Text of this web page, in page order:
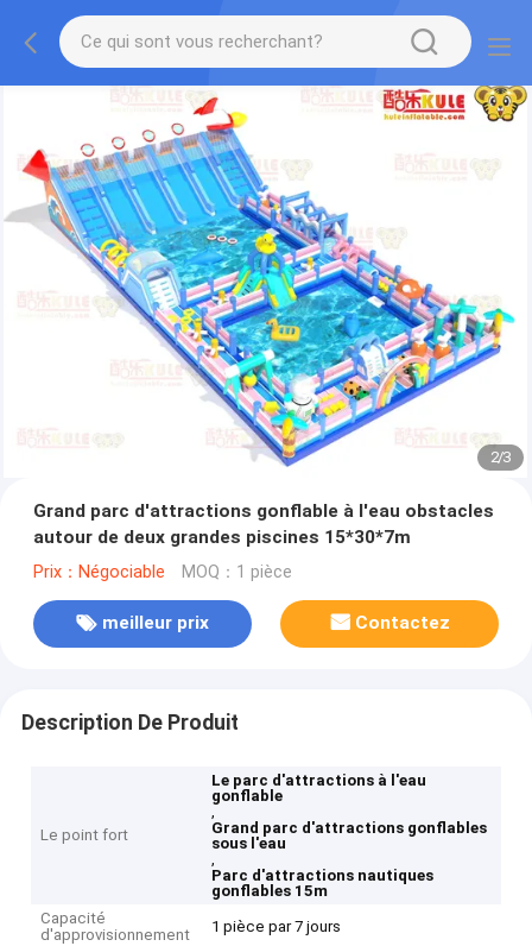
2/3
Grand parc d'attractions gonflable à l'eau obstacles
autour de deux grandes piscines 15*30*7m
Prix：Négociable MOQ：1 pièce
meilleur prix Contactez
Description De Produit
Le point fort
Le parc d'attractions à l'eau
gonflable
,
Grand parc d'attractions gonflables
sous l'eau
,
Parc d'attractions nautiques
gonflables 15m
Capacité
d'approvisionnement
1 pièce par 7 jours